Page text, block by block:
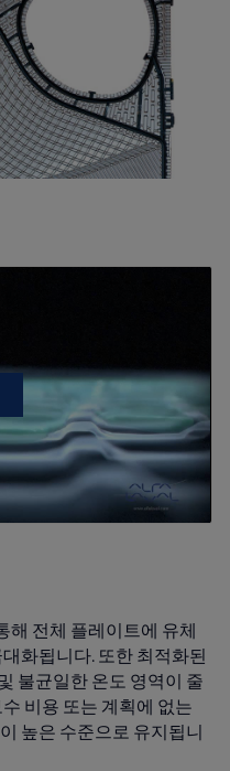
해 전체 플레이트에 유체
화됩니다. 또한 최적화된
불균일한 온도 영역이 줄
비용 또는 계획에 없는
높은 수준으로 유지됩니